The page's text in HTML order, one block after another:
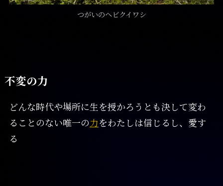
つがいのヘビクイワシ
不変の力
どんな時代や場所に生を授かろうとも決して変わ
ることのない唯一の力をわたしは信じるし、愛す
る